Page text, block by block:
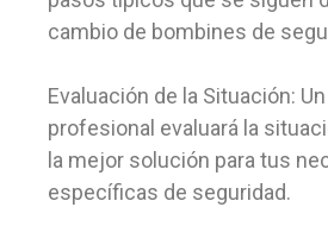
cambio de bombines de
Evaluación de la Situación:
profesional evaluará la
la mejor solución para tus
específicas de seguridad.